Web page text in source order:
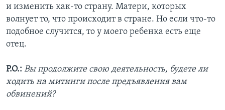
и изменить как-то страну. Матери, которых
волнует то, что происходит в стране. Но если что-то
подобное случится, то у моего ребенка есть еще
отец.
Р.О.: Вы продолжите свою деятельность, будете ли
ходить на митинги после предъявления вам
обвинений?